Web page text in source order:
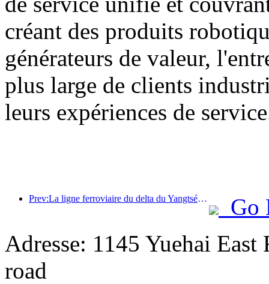
créant des produits
générateurs de valeur,
plus large de clients
leurs expériences de
Prev:La ligne ferroviaire du delta du Yangtsé a transporté plus de 21,38 millions de passagers pendant les vacances du 1er mai.
Go
Adresse: 1145 Yuehai
road